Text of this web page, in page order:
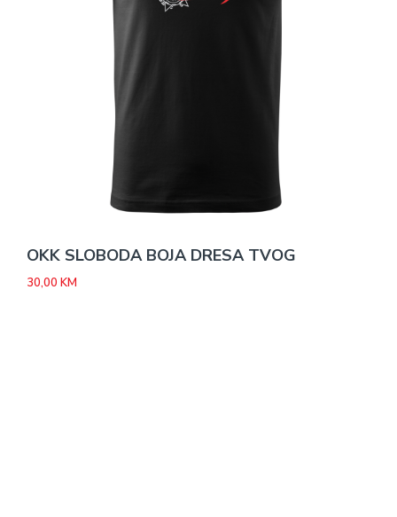
OKK SLOBODA BOJA DRESA TVOG
30,00 KM